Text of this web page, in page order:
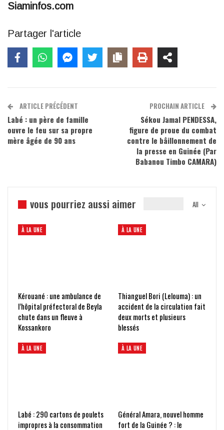
Siaminfos.com
Partager l'article
ARTICLE PRÉCÉDENT
Labé : un père de famille
ouvre le feu sur sa propre
mère âgée de 90 ans
PROCHAIN ARTICLE
Sékou Jamal PENDESSA,
figure de proue du combat
contre le bâillonnement de
la presse en Guinée (Par
Babanou Timbo CAMARA)
All
vous pourriez aussi aimer
À LA UNE
Kérouané : une ambulance de
l’hôpital préfectoral de Beyla
chute dans un fleuve à
Kossankoro
À LA UNE
Thianguel Bori (Lelouma) : un
accident de la circulation fait
deux morts et plusieurs
blessés
À LA UNE
Labé : 290 cartons de poulets
impropres à la consommation
À LA UNE
Général Amara, nouvel homme
fort de la Guinée ? : le